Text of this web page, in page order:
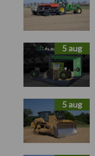
5 aug
5 aug